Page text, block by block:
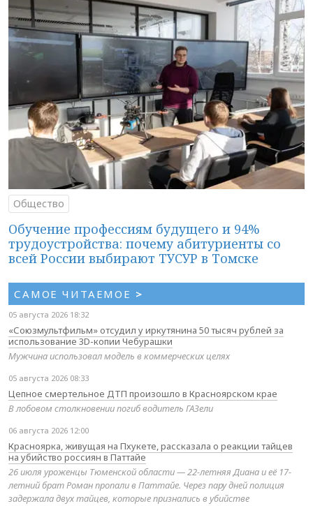
Общество
Обучение профессиям будущего и 94%
трудоустройства: почему абитуриенты со
всей России выбирают ТУСУР в Томске
САМОЕ ЧИТАЕМОЕ >
05 августа 2026 18:32
«Союзмультфильм» отсудил у иркутянина 50 тысяч рублей за
использование 3D-копии Чебурашки
Мужчина использовал модель в коммерческих целях
05 августа 2026 08:33
Цепное смертельное ДТП произошло в Красноярском крае
В лобовом столкновении погиб водитель ГАЗели
06 августа 2026 12:00
Красноярка, живущая на Пхукете, рассказала о реакции тайцев
на убийство россиян в Паттайе
26 июля уроженцы Тюменской области — 22-летняя Диана и её 17-
летний брат Роман пропали в Паттайе. Через пару дней полиция
задержала двух тайцев, которые признались в убийстве